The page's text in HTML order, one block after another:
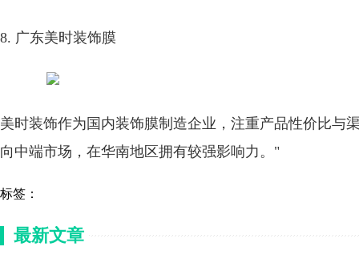
8. 广东美时装饰膜
美时装饰作为国内装饰膜制造企业，注重产品性价比与
向中端市场，在华南地区拥有较强影响力。"
标签：
最新文章